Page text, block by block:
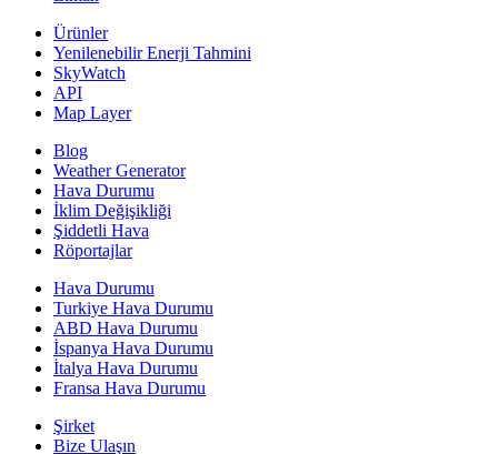
Ürünler
Yenilenebilir Enerji Tahmini
SkyWatch
API
Map Layer
Blog
Weather Generator
Hava Durumu
İklim Değişikliği
Şiddetli Hava
Röportajlar
Hava Durumu
Turkiye Hava Durumu
ABD Hava Durumu
İspanya Hava Durumu
İtalya Hava Durumu
Fransa Hava Durumu
Şirket
Bize Ulaşın